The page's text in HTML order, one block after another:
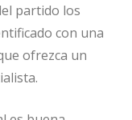
partido los
con una
ofrezca un